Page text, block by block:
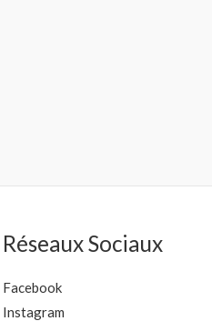
Réseaux Sociaux
Facebook
Instagram